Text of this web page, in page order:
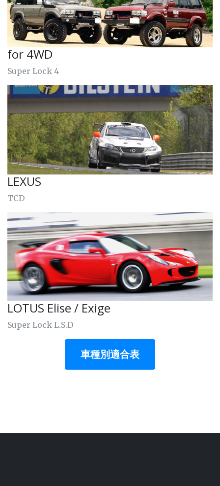
for 4WD
Super Lock 4
LEXUS
TCD
LOTUS Elise / Exige
Super Lock L.S.D
車種別適合表